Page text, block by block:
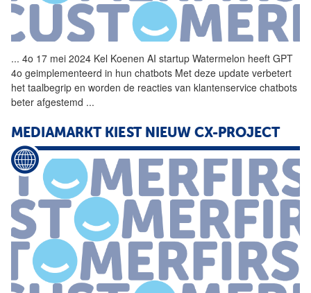
... 4o 17 mei 2024 Kel Koenen AI startup Watermelon heeft GPT
4o geimplementeerd in hun chatbots Met deze update verbetert
het taalbegrip en worden de reacties van klantenservice chatbots
beter afgestemd ...
MEDIAMARKT KIEST NIEUW CX-PROJECT